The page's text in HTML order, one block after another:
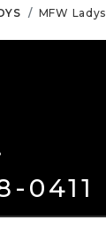
MFW Ladys
0411